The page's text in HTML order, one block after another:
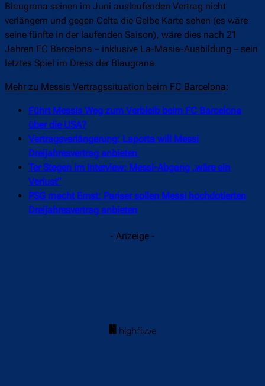
Blaugrana seinen im Juni auslaufenden Vertrag nicht
verlängern und gegen Celta die Gelbe Karte sehen (es wäre
seine fünfte in der laufenden Saison), wäre dies nach 21
Jahren FC Barcelona – inklusive La-Masia-Ausbildung – sein
letztes Spiel im Dress der Blaugrana.
Mehr zu Messis Vertragssituation beim FC Barcelona:
Führt Messis Weg zum Verbleib beim FC Barcelona
über die USA?
Vertragsverlängerung: Laporta will Messi
Dreijahresvertrag anbieten
Ter Stegen im Interview: Messi-Abgang „wäre ein
Verlust“
PSG macht Ernst: Pariser sollen Messi hochdotierten
Dreijahresvertrag anbieten
- Anzeige -